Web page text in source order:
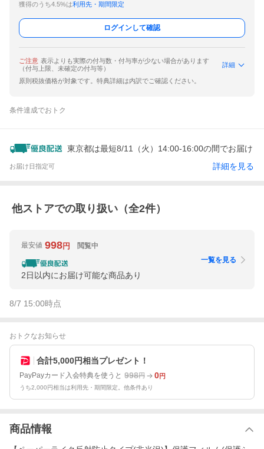
獲得のうち4.5%は利用先・期間限定
ログインして確認
ご注意 表示よりも実際の付与数・付与率が少ない場合があります
（付与上限、未確定の付与等）
詳細
原則税抜価格が対象です。特典詳細は内訳でご確認ください。
条件達成でおトク
東京都は最短8/11（火）14:00-16:00の間でお届け
お届け日指定可 詳細を見る
他ストアでの取り扱い（全2件）
最安値 998円 閲覧中
2日以内にお届け可能な商品あり
一覧を見る
8/7 15:00時点
おトクなお知らせ
合計5,000円相当プレゼント！
PayPayカード入会特典を使うと 998円 0円
うち2,000円相当は利用先・期間限定。他条件あり
商品情報